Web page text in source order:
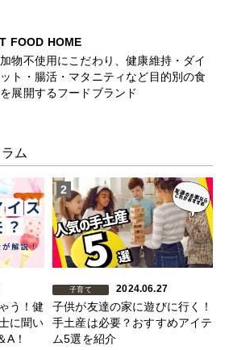
FOOD HOME
物不使用にこだわり、健康維持・ダイ
ト・腸活・マタニティなど目的別の食
展開するフードブランド
ム
う！健
に聞い
A！
2
子育て 2024.06.27
子供が友達の家に遊びに行く！
手土産は必要？おすすめアイテ
ム5選を紹介